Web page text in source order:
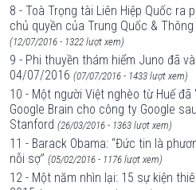
8 - Toà Trọng tài Liên Hiệp Quốc ra
chủ quyền của Trung Quốc &
(12/07/2016 - 1322 lượt xem)
9 - Phi thuyền thám hiểm Juno đã
04/07/2016 (07/07/2016 - 1433 lượt xem)
10 - Một người Việt nghèo từ Huế
Google Brain cho công ty Google
Stanford (26/03/2016 - 1363 lượt xem)
11 - Barack Obama: “Đức tin là
nỗi sợ” (05/02/2016 - 1176 lượt xem)
12 - Một năm nhìn lại: 15 sự kiện